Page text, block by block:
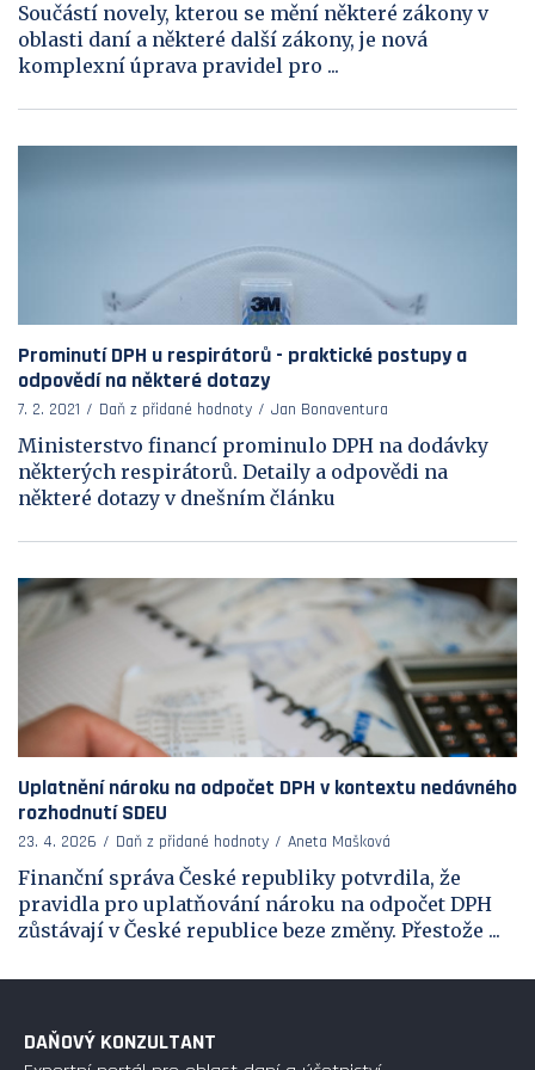
Součástí novely, kterou se mění některé zákony v
oblasti daní a některé další zákony, je nová
komplexní úprava pravidel pro ...
Prominutí DPH u respirátorů - praktické postupy a
odpovědí na některé dotazy
7. 2. 2021 Daň z přidané hodnoty Jan Bonaventura
Ministerstvo financí prominulo DPH na dodávky
některých respirátorů. Detaily a odpovědi na
některé dotazy v dnešním článku
Uplatnění nároku na odpočet DPH v kontextu nedávného
rozhodnutí SDEU
23. 4. 2026 Daň z přidané hodnoty Aneta Mašková
Finanční správa České republiky potvrdila, že
pravidla pro uplatňování nároku na odpočet DPH
zůstávají v České republice beze změny. Přestože ...
DAŇOVÝ KONZULTANT